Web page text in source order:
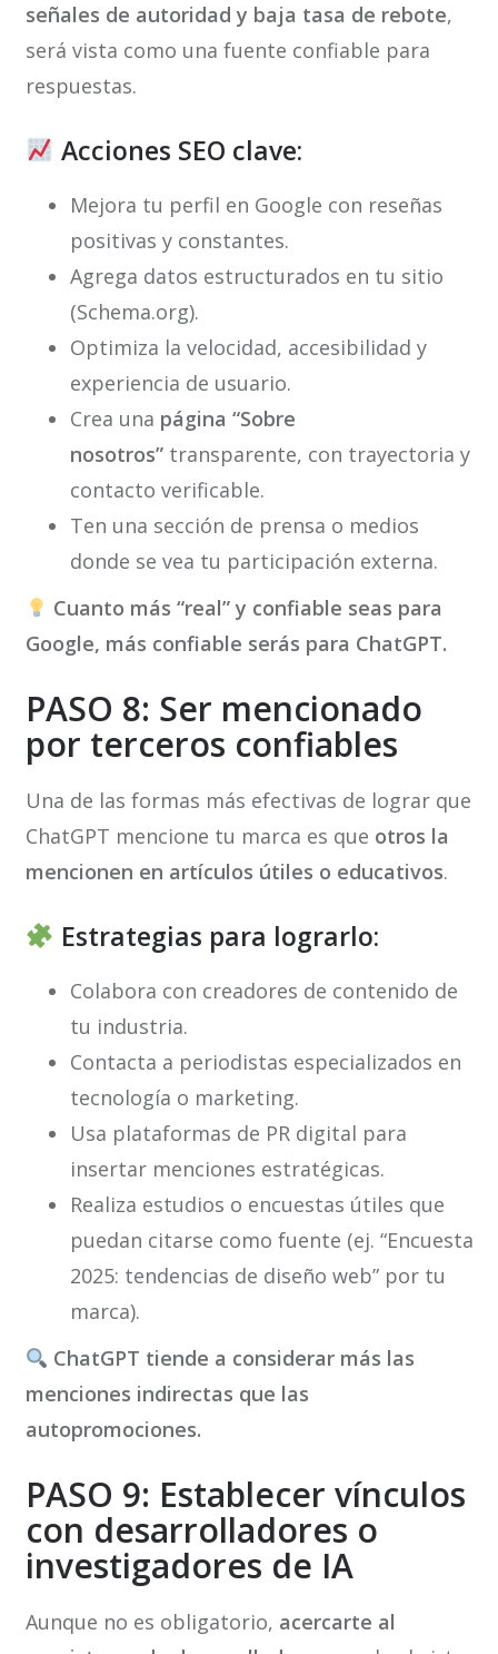
señales de autoridad y baja tasa de rebote,
será vista como una fuente confiable para
respuestas.
Acciones SEO clave:
Mejora tu perfil en Google con reseñas
positivas y constantes.
Agrega datos estructurados en tu sitio
(Schema.org).
Optimiza la velocidad, accesibilidad y
experiencia de usuario.
Crea una página “Sobre
nosotros”transparente, con trayectoria y
contacto verificable.
Ten una sección de prensa o medios
donde se vea tu participación externa.
Cuanto más “real” y confiable seas para
Google, más confiable serás para ChatGPT.
PASO 8: Ser mencionado
por terceros confiables
Una de las formas más efectivas de lograr que
ChatGPT mencione tu marca es que otros la
mencionen en artículos útiles o educativos.
Estrategias para lograrlo:
Colabora con creadores de contenido de
tu industria.
Contacta a periodistas especializados en
tecnología o marketing.
Usa plataformas de PR digital para
insertar menciones estratégicas.
Realiza estudios o encuestas útiles que
puedan citarse como fuente (ej. “Encuesta
2025: tendencias de diseño web” por tu
marca).
ChatGPT tiende a considerar más las
menciones indirectas que las
autopromociones.
PASO 9: Establecer vínculos
con desarrolladores o
investigadores de IA
Aunque no es obligatorio, acercarte al